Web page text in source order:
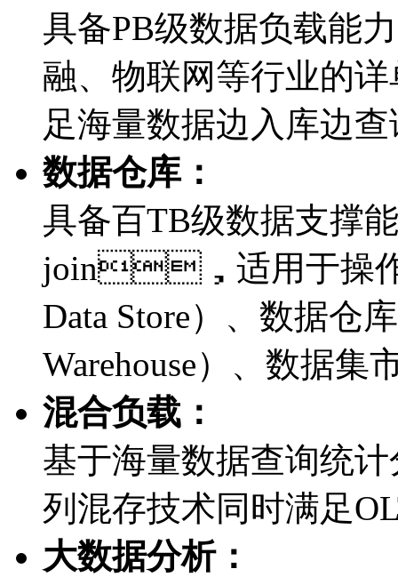
具备PB级数据负载能力
融、物联网等行业
足海量数据边入库边
数据仓库：
具备百TB级数据支撑能
join，适用于操作
Data Store）、数据
Warehouse）、数据
混合负载：
基于海量数据查询统计
列混存技术同时满足
大数据分析：